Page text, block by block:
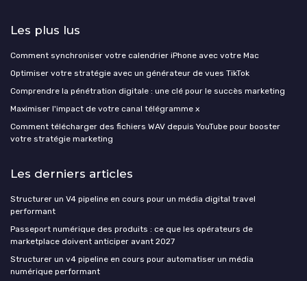
Les plus lus
Comment synchroniser votre calendrier iPhone avec votre Mac
Optimiser votre stratégie avec un générateur de vues TikTok
Comprendre la pénétration digitale : une clé pour le succès marketing
Maximiser l'impact de votre canal télégramme x
Comment télécharger des fichiers WAV depuis YouTube pour booster
votre stratégie marketing
Les derniers articles
Structurer un V4 pipeline en cours pour un média digital travel
performant
Passeport numérique des produits : ce que les opérateurs de
marketplace doivent anticiper avant 2027
Structurer un v4 pipeline en cours pour automatiser un média
numérique performant